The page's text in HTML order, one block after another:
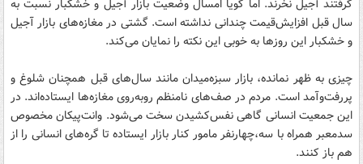
گرفتند آجیل نخرند. اما گویا امسال وضعیت بازار آجیل و خشکبار نسبت به
سال قبل افزایش‌قیمت چندانی نداشته است. گشتی در مغازه‌های بازار آجیل
و خشکبار این روزها به خوبی این نکته را نمایان می‌کند.
چیزی به ظهر نمانده، بازار سبزه‌میدان مانند سال‌های قبل همچنان شلوغ و
پررفت‌وآمد است. مردم در صف‌های نامنظم روبه‌روی مغازه‌ها ایستاده‌اند. در
این جمعیت انسانی گاهی نفس‌کشیدن سخت می‌شود. وانت‌پیکان مخصوص
سدمعبر همراه با سه،چهارنفر مامور کنار بازار ایستاده تا گره‌های انسانی را از
هم باز کنند.